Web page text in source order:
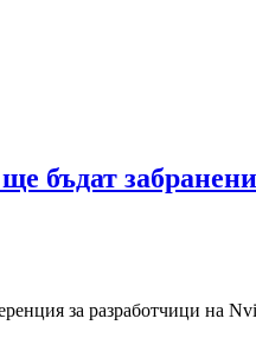
бъдат
за разработчици на